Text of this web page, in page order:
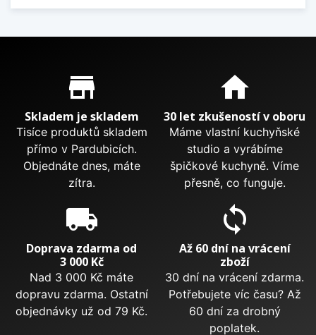
Proč nakupovat u nás?
store_mall_directory
Skladem je skladem
Tisíce produktů skladem
přímo v Pardubicích.
Objednáte dnes, máte
zítra.
home
30 let zkušeností v oboru
Máme vlastní kuchyňské
studio a vyrábíme
špičkové kuchyně. Víme
přesně, co funguje.
local_shipping
Doprava zdarma od
3 000 Kč
Nad 3 000 Kč máte
dopravu zdarma. Ostatní
objednávky už od 79 Kč.
sync
Až 60 dní na vrácení
zboží
30 dní na vrácení zdarma.
Potřebujete víc času? Až
60 dní za drobný
poplatek.